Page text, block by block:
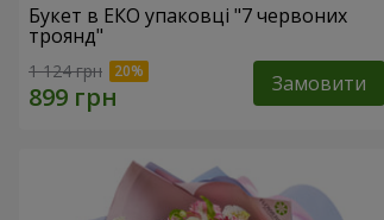
Букет в ЕКО упаковці "7 червоних
троянд"
1 124 грн Замовити